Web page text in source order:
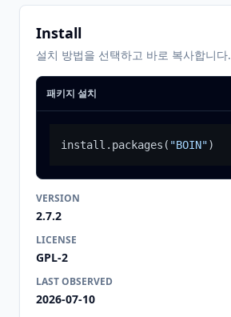
Install
설치 방법을 선택하고 바로 복사합니다.
패키지 설치
install.packages ( "BOIN")
VERSION
2.7.2
LICENSE
GPL-2
LAST OBSERVED
2026-07-10